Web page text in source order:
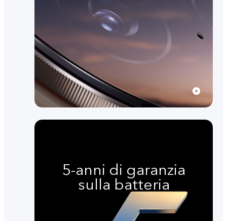
5-anni di garanzia
sulla batteria